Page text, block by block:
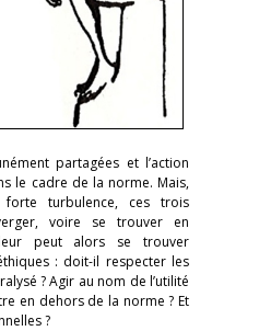
partagées et l’action
le cadre de la norme. Mais,
turbulence, ces trois
voire se trouver en
peut alors se trouver
: doit-il respecter les
? Agir au nom de l’utilité
en dehors de la norme ? Et
?